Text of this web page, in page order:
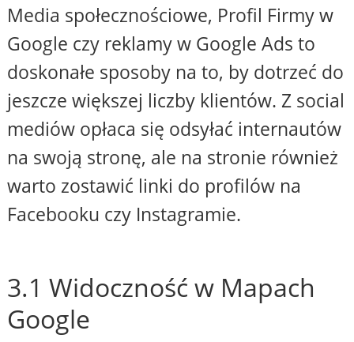
Media społecznościowe, Profil Firmy w
Google czy reklamy w Google Ads to
doskonałe sposoby na to, by dotrzeć do
jeszcze większej liczby klientów. Z social
mediów opłaca się odsyłać internautów
na swoją stronę, ale na stronie również
warto zostawić linki do profilów na
Facebooku czy Instagramie.
3.1 Widoczność w Mapach
Google